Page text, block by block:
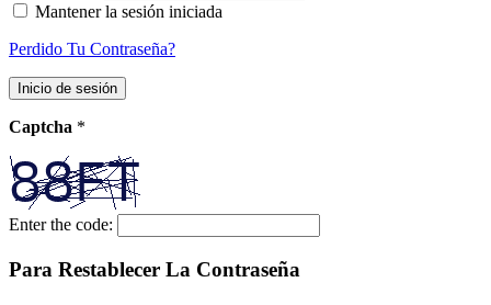
Mantener la sesión iniciada
Perdido Tu Contraseña?
Captcha *
Enter the code:
Para Restablecer La Contraseña